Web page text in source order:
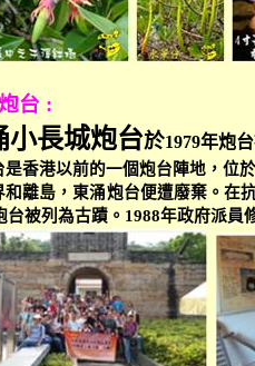
台 :
小長城炮台於1979年炮
是香港以前的一個炮台陣地，位
和離島，東涌炮台便遭廢棄。在
台被列為古蹟。 1988年政府派員